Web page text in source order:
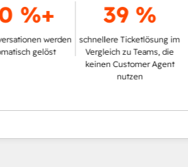
werden
gelöst
39 %
schnellere Ticketlösung im
Vergleich zu Teams, die
keinen Customer Agent
nutzen